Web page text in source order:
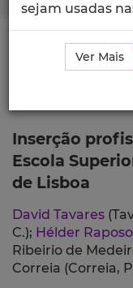
Ciência_Iscte
Publicação
Inserção
Escola
de Lisboa
David Tavares
C.); Hélder Raposo
Ribeirio de
Correia (Correia,
sejam usadas
Ver Mais